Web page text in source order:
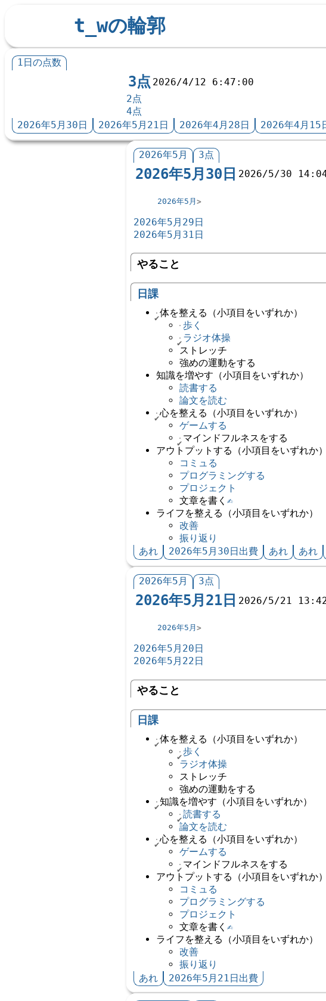
t_wの輪郭
1日の点数
3点 2026/4/12 6:47:00
2点
4点
2026年5月30日
2026年5月21日 2026年4月28日 2026年4月15
2026年5月 3点
2026年5月30日 2026/5/30
2026年5月
2026年5月29日
2026年5月31日
やること
日課
体を整える（小項目をいずれか）
歩く
ラジオ体操
ストレッチ
強めの運動をする
知識を増やす（小項目をいずれか）
読書する
論文を読む
心を整える（小項目をいずれか）
ゲームする
マインドフルネスをする
アウトプットする（小項目をいずれか）
コミュる
プログラミングする
プロジェクト
文章を書く ✍️
ライフを整える（小項目をいずれか）
改善
振り返り
あれ
2026年5月30日出費 あれ あれ
2026年5月 3点
2026年5月21日 2026/5/21
2026年5月
2026年5月20日
2026年5月22日
やること
日課
体を整える（小項目をいずれか）
歩く
ラジオ体操
ストレッチ
強めの運動をする
知識を増やす（小項目をいずれか）
読書する
論文を読む
心を整える（小項目をいずれか）
ゲームする
マインドフルネスをする
アウトプットする（小項目をいずれか）
コミュる
プログラミングする
プロジェクト
文章を書く ✍️
ライフを整える（小項目をいずれか）
改善
振り返り
あれ
2026年5月21日出費